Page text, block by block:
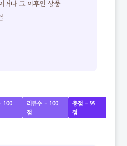
거나 그 이후인 상품
100
리뷰수 - 100
점
총점 - 99
점